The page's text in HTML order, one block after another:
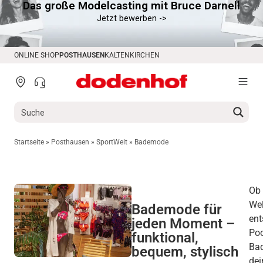
springen
Das große Modelcasting mit Bruce Darnell
Jetzt bewerben ->
ONLINE SHOP POSTHAUSEN KALTENKIRCHEN
Startseite » Posthausen » SportWelt » Bademode
Bademode für
jeden Moment –
funktional,
bequem, stylisch